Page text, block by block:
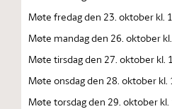
Møte fredag den 23. oktober kl.
Møte mandag den 26. oktober
Møte tirsdag den 27. oktober kl.
Møte onsdag den 28. oktober kl.
Møte torsdag den 29. oktober kl.